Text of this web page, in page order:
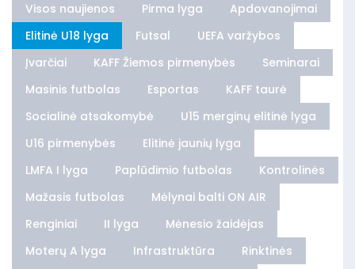
Visos naujienos Pirma lyga
Apdovanojimai
Elitinė U18 lyga
Futsal
UEFA varžybos
Įvarčiai
KAFF Žiemos pirmenybės
Seminarai
Masinis futbolas
Esportas
KAFF taurė
Socialinė atsakomybė
U15 merginų elitinė lyga
U16 pirmenybės
Elitinė jaunių lyga
LMFA I lyga
Paplūdimio futbolas
Kontrolinės
Mažasis futbolas
Mėlynai balti ON AIR
Renginiai
II lyga
Mėnesio žaidėjas
Moterų A lyga
Infrastruktūra
Rinktinės